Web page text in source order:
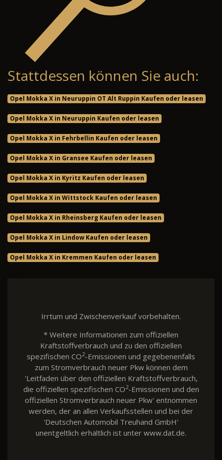
Stattdessen können Sie auch:
Opel Mokka X in Neuruppin OT Alt Ruppin Kaufen oder leasen
Opel Mokka X in Neuruppin Kaufen oder leasen
Opel Mokka X in Fehrbellin Kaufen oder leasen
Opel Mokka X in Gransee Kaufen oder leasen
Opel Mokka X in Kyritz Kaufen oder leasen
Opel Mokka X in Wittstock Kaufen oder leasen
Opel Mokka X in Rheinsberg Kaufen oder leasen
Opel Mokka X in Lindow Kaufen oder leasen
Opel Mokka X in Kremmen Kaufen oder leasen
Irrtum und Zwischenverkauf vorbehalten.
* Weitere Informationen zum offiziellen
Kraftstoffverbrauch und zu den offiziellen
spezifischen CO2-Emissionen und gegebenenfalls
zum Stromverbrauch neuer Pkw können dem
'Leitfaden über den offiziellen Kraftstoffverbrauch,
die offiziellen spezifischen CO2-Emissionen und den
offiziellen Stromverbrauch neuer Pkw' entnommen
werden, der an allen Verkaufsstellen und bei der
'Deutschen Automobil Treuhand GmbH'
unentgeltlich erhältlich ist unter www.dat.de.